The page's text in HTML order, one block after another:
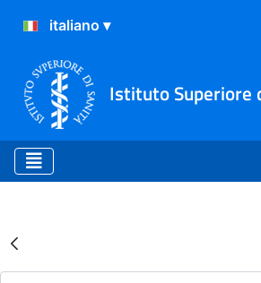
Istituto Superiore
Risultati della